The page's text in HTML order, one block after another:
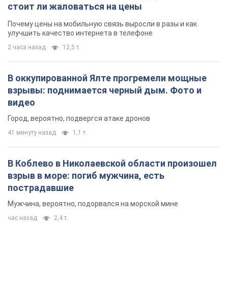
стоит ли жаловаться на цены
Почему цены на мобильную связь выросли в разы и как
улучшить качество интернета в телефоне
2 часа назад 12,5 т.
В оккупированной Ялте прогремели мощные
взрывы: поднимается черный дым. Фото и
видео
Город, вероятно, подвергся атаке дронов
41 минуту назад 1,1 т.
В Коблево в Николаевской области произошел
взрыв в море: погиб мужчина, есть
пострадавшие
Мужчина, вероятно, подорвался на морской мине
час назад 2,4 т.